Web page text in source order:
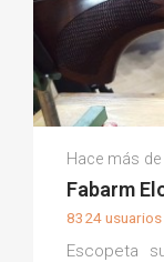
Hace más
Fabarm
8324
Escopeta